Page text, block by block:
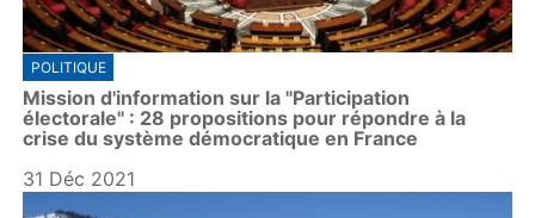
POLITIQUE
Mission d'information sur la "Participation
électorale" : 28 propositions pour répondre à la
crise du système démocratique en France
31 Déc 2021